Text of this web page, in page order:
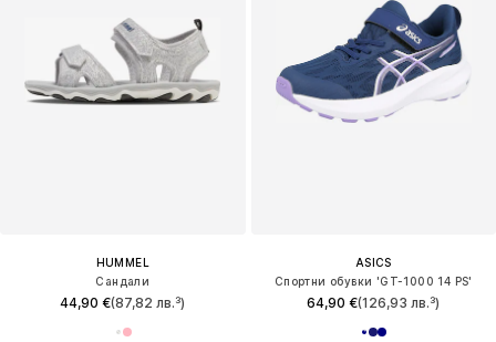
HUMMEL
Сандали
44,90 €(87,82 лв.³)
ASICS
Спортни обувки 'GT-1000 14 PS'
64,90 €(126,93 лв.³)